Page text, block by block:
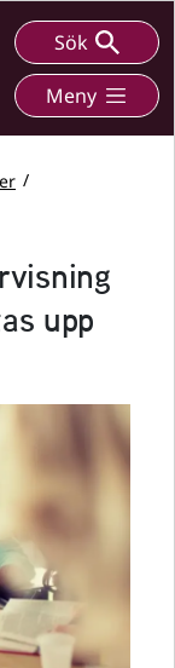
Sök
Meny
upp